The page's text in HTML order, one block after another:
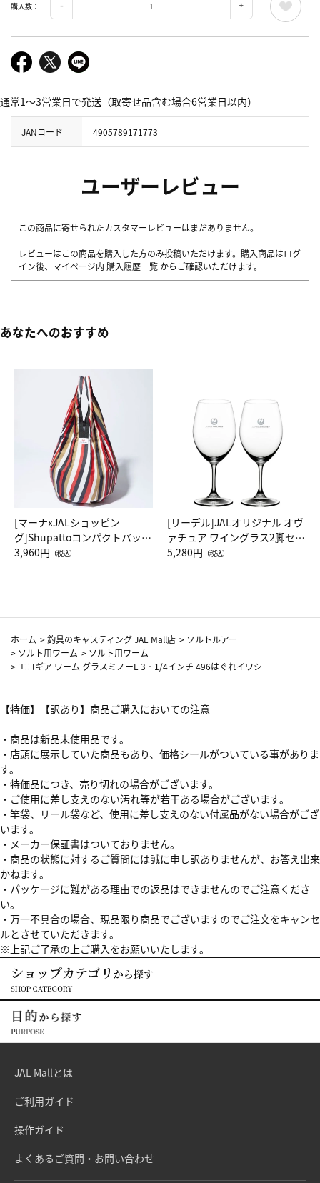
購入数：
通常1～3営業日で発送（取寄せ品含む場合6営業日以内）
JANコード 4905789171773
ユーザーレビュー
この商品に寄せられたカスタマーレビューはまだありません。
レビューはこの商品を購入した方のみ投稿いただけます。購入商品はログ
イン後、マイページ内 購入履歴一覧 からご確認いただけます。
あなたへのおすすめ
[マーナxJALショッピン
グ]Shupattoコンパクトバッグ
Drop JAL客室乗務員（LC）ス
3,960円 （税込）
[リーデル]JALオリジナル オヴ
ァチュア ワイングラス2脚セッ
ト（レッドワイン）
5,280円 （税込）
ホーム >釣具のキャスティング JAL Mall店 > ソルトルアー
> ソルト用ワーム > ソルト用ワーム
> エコギア ワーム グラスミノーL 3‐1/4インチ 496はぐれイワシ
【特価】【訳あり】商品ご購入においての注意
・商品は新品未使用品です。
・店頭に展示していた商品もあり、価格シールがついている事がありま
す。
・特価品につき、売り切れの場合がございます。
・ご使用に差し支えのない汚れ等が若干ある場合がございます。
・竿袋、リール袋など、使用に差し支えのない付属品がない場合がござ
います。
・メーカー保証書はついておりません。
・商品の状態に対するご質問には誠に申し訳ありませんが、お答え出来
かねます。
・パッケージに難がある理由での返品はできませんのでご注意くださ
い。
・万一不具合の場合、現品限り商品でございますのでご注文をキャンセ
ルとさせていただきます。
※上記ご了承の上ご購入をお願いいたします。
JAL Mallとは
ご利用ガイド
操作ガイド
よくあるご質問・お問い合わせ